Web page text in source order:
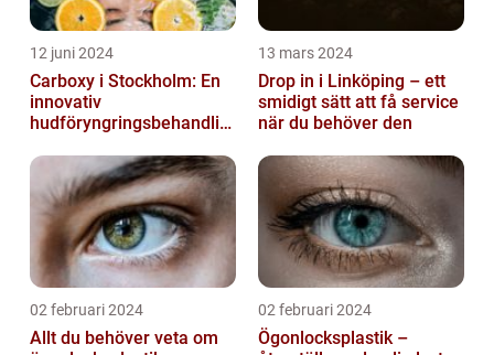
12 juni 2024
Carboxy i Stockholm: En
innovativ
hudföryngringsbehandlin
13 mars 2024
Drop in i Linköping – ett
smidigt sätt att få service
när du behöver den
02 februari 2024
Allt du behöver veta om
02 februari 2024
Ögonlocksplastik –